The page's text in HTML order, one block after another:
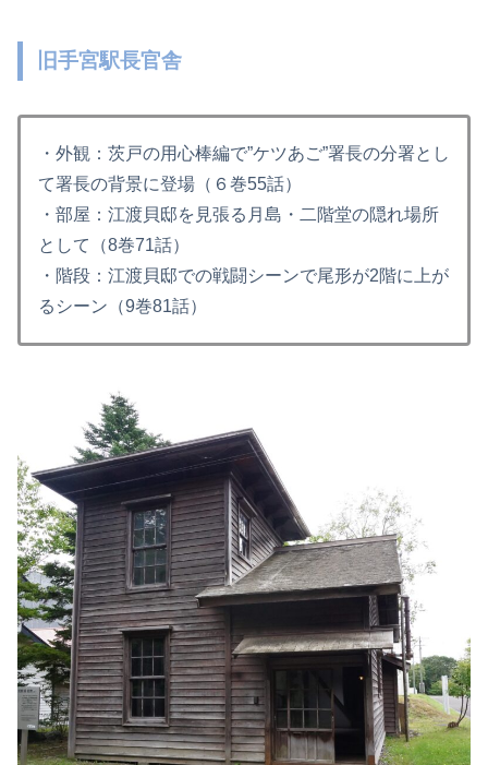
旧手宮駅長官舎
・外観：茨戸の用心棒編で”ケツあご”署長の分署とし
て署長の背景に登場（６巻55話）
・部屋：江渡貝邸を見張る月島・二階堂の隠れ場所
として（8巻71話）
・階段：江渡貝邸での戦闘シーンで尾形が2階に上が
るシーン（9巻81話）